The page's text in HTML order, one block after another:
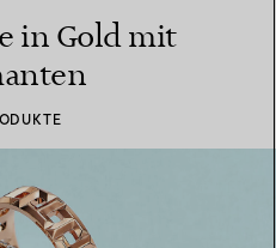
in Gold mit